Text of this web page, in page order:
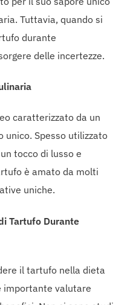
Tuttavia, quando si
durante
delle incertezze.
caratterizzato da un
unico. Spesso utilizzato
tocco di lusso e
è amato da molti
uniche.
Tartufo Durante
il tartufo nella dieta
valutare